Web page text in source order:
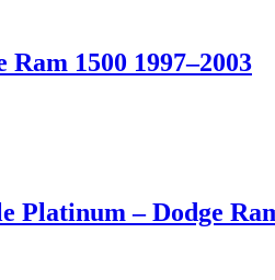
1500 1997–2003
Platinum – Dodge